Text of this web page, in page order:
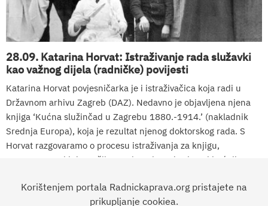
28.09. Katarina Horvat: Istraživanje rada služavki
kao važnog dijela (radničke) povijesti
Katarina Horvat povjesničarka je i istraživačica koja radi u
Državnom arhivu Zagreb (DAZ). Nedavno je objavljena njena
knjiga ‘Kućna služinčad u Zagrebu 1880.-1914.’ (nakladnik
Srednja Europa), koja je rezultat njenog doktorskog rada. S
Horvat razgovaramo o procesu istraživanja za knjigu,
zanemarenosti i drugačijem poimanju rada sluga i kućnih
Korištenjem portala Radnickaprava.org pristajete na
prikupljanje cookiea.